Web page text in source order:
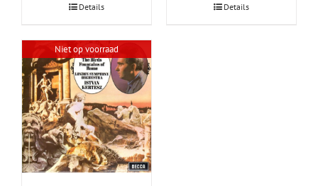
Details Details
Niet op voorraad